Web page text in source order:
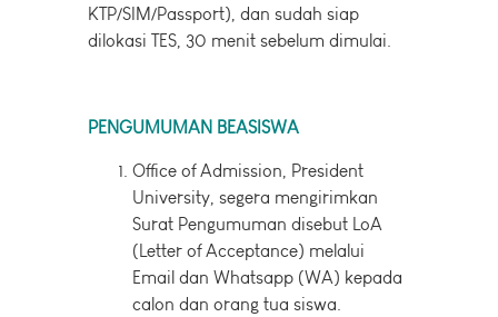
KTP/SIM/Passport), dan sudah siap
dilokasi TES, 30 menit sebelum dimulai.
PENGUMUMAN BEASISWA
Office of Admission, President
University, segera mengirimkan
Surat Pengumuman disebut LoA
(Letter of Acceptance) melalui
Email dan Whatsapp (WA) kepada
calon dan orang tua siswa.